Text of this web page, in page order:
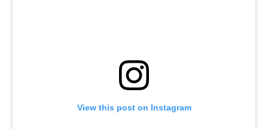
View this post on Instagram